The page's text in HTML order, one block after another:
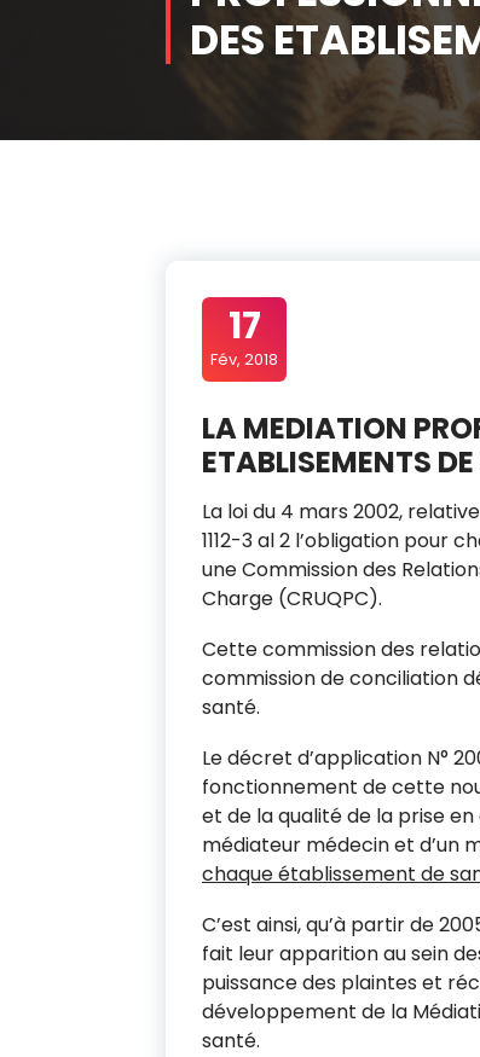
DES
17
Fév, 2018
LA MEDIATION
ETABLISEMENTS
La loi du 4 mars 2002,
1112-3 al 2 l’obligation pour
une Commission des
Charge (CRUQPC).
Cette commission des
commission de conciliation
santé.
Le décret d’application N°
fonctionnement de cette
et de la qualité de la prise
médiateur médecin et d’un
chaque établissement de
C’est ainsi, qu’à partir de
fait leur apparition au sein
puissance des plaintes et
développement de la
santé.